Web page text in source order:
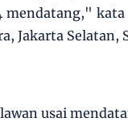
mendatang,"
Jakarta Selatan,
usai